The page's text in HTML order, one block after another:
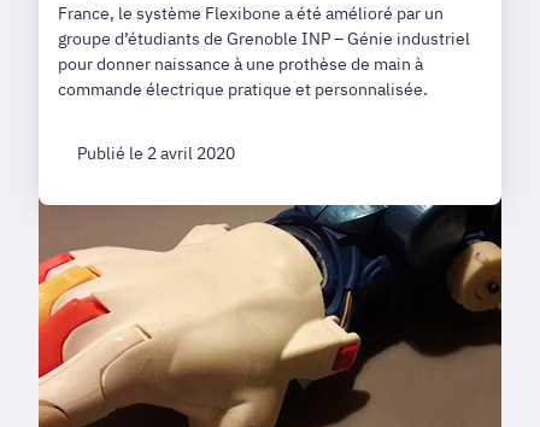
France, le système Flexibone a été amélioré par un
groupe d’étudiants de Grenoble INP – Génie industriel
pour donner naissance à une prothèse de main à
commande électrique pratique et personnalisée.
Publié le 2 avril 2020